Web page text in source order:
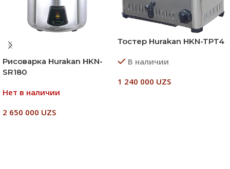
Рисоварка Hurakan HKN-
SR180
Нет в наличии
2 650 000 UZS
Тостер Hurakan HKN-TPT4
В наличии
1 240 000 UZS